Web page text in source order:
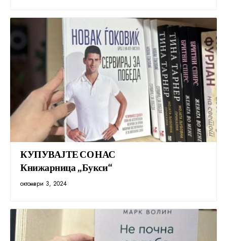
КУПУВАЈТЕ СО НАС
Книжарница „Букси“
октомври 3, 2024